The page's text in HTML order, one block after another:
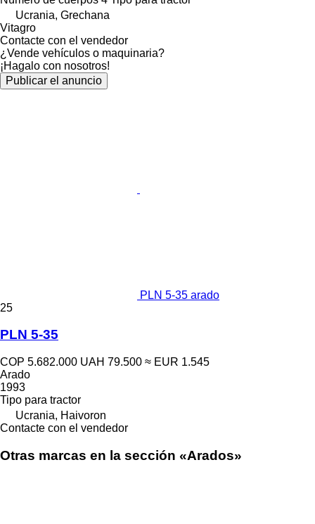
Ucrania, Grechana
Vitagro
Contacte con el vendedor
¿Vende vehículos o maquinaria?
¡Hagalo con nosotros!
Publicar el anuncio
PLN 5-35 arado
25
PLN 5-35
COP 5.682.000 UAH 79.500 ≈ EUR 1.545
Arado
1993
Tipo para tractor
Ucrania, Haivoron
Contacte con el vendedor
Otras marcas en la sección «Arados»